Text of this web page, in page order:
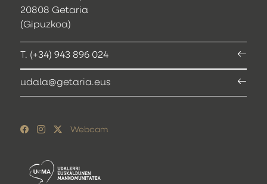
20808 Getaria
(Gipuzkoa)
T. (+34) 943 896 024
udala@getaria.eus
Webcam